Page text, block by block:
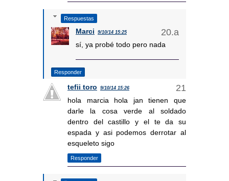
Respuestas
Marci 9/10/14 15:25
sí, ya probé todo pero nada
Responder
tefii toro 9/10/14 15:26
hola marcia hola jan tienen que
darle la cosa verde al soldado
dentro del castillo y el te da su
espada y asi podemos derrotar al
esqueleto sigo
Responder